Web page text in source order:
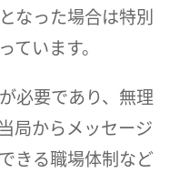
なった場合は特別
います。
必要であり、無理
局からメッセージ
きる職場体制など